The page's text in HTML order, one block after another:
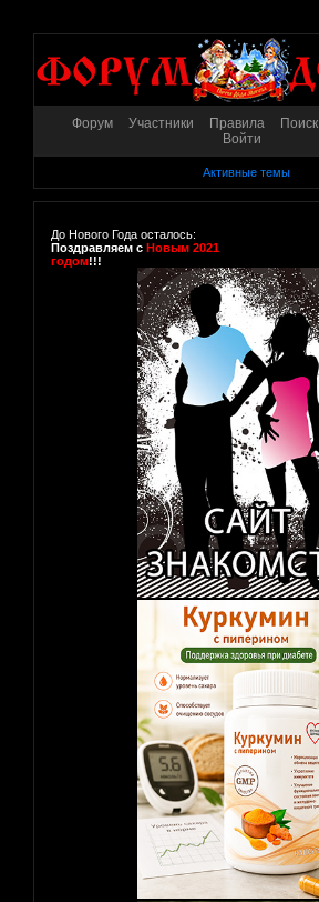
Форум Участники Правила Поиск
Войти
Активные темы
До Нового Года осталось:
Поздравляем с Новым 2021
годом!!!